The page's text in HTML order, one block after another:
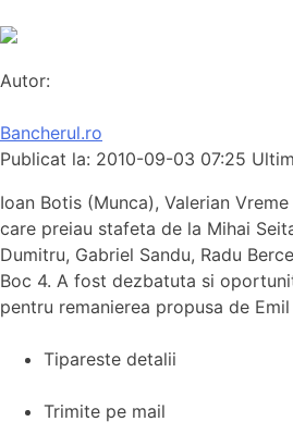
Autor:
Bancherul.ro
Publicat la: 2010-09-03 07:25
Ioan Botis (Munca), Valerian
care preiau stafeta de la Mihai
Dumitru, Gabriel Sandu, Radu
Boc 4. A fost dezbatuta si
pentru remanierea propusa de
Tipareste detalii
Trimite pe mail